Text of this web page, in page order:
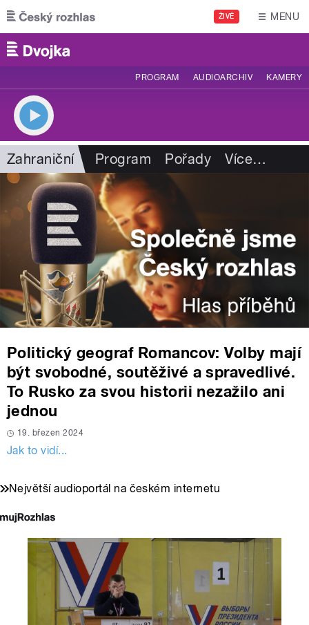
Přejít k hlavnímu obsahu
ŽIVĚ MENU
PROGRAM AUDIOARCHIV KAMERY
Zahraniční Program Pořady Více…
Politický geograf Romancov: Volby mají
být svobodné, soutěživé a spravedlivé.
To Rusko za svou historii nezažilo ani
jednou
19. březen 2024
Jak to vidí...
Největší audioportál na českém internetu